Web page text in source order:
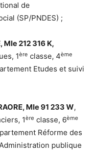
de
(SP/PNDES) ;
Mle 212 316 K,
1ère classe, 4ème
Etudes et suivi
Mle 91 233 W,
1ère classe, 6ème
Réforme des
publique